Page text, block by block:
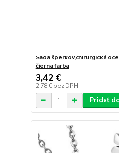
Sada šperkov,chirurgická
čierna farba
3,42 €
2,78 € bez DPH
Pridať